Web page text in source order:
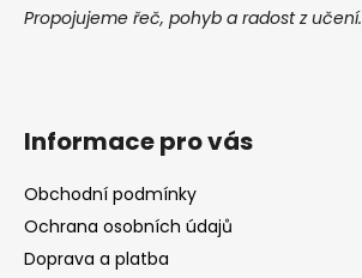
Propojujeme řeč, pohyb a radost z učení.
Informace pro vás
Obchodní podmínky
Ochrana osobních údajů
Doprava a platba